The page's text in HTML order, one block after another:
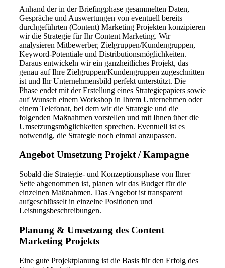
Anhand der in der Briefingphase gesammelten Daten,
Gespräche und Auswertungen von eventuell bereits
durchgeführten (Content) Marketing Projekten konzipieren
wir die Strategie für Ihr Content Marketing. Wir
analysieren Mitbewerber, Zielgruppen/Kundengruppen,
Keyword-Potentiale und Distributionsmöglichkeiten.
Daraus entwickeln wir ein ganzheitliches Projekt, das
genau auf Ihre Zielgruppen/Kundengruppen zugeschnitten
ist und Ihr Unternehmensbild perfekt unterstützt. Die
Phase endet mit der Erstellung eines Strategiepapiers sowie
auf Wunsch einem Workshop in Ihrem Unternehmen oder
einem Telefonat, bei dem wir die Strategie und die
folgenden Maßnahmen vorstellen und mit Ihnen über die
Umsetzungsmöglichkeiten sprechen. Eventuell ist es
notwendig, die Strategie noch einmal anzupassen.
Angebot Umsetzung Projekt / Kampagne
Sobald die Strategie- und Konzeptionsphase von Ihrer
Seite abgenommen ist, planen wir das Budget für die
einzelnen Maßnahmen. Das Angebot ist transparent
aufgeschlüsselt in einzelne Positionen und
Leistungsbeschreibungen.
Planung & Umsetzung des Content
Marketing Projekts
Eine gute Projektplanung ist die Basis für den Erfolg des